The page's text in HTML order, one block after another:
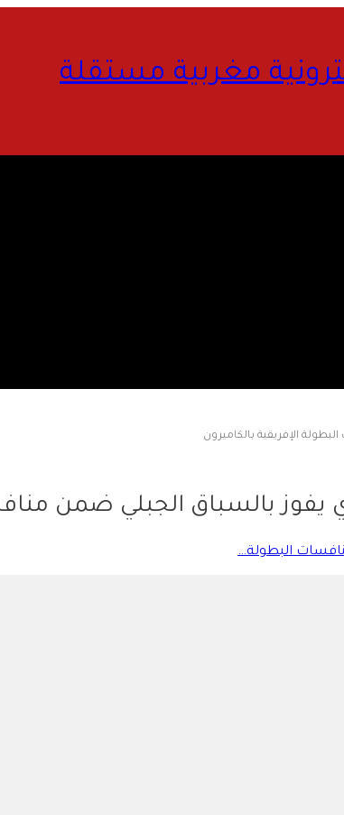
الإفريقية بالكاميرون
يفوز بالسباق الجبلي ضمن
البطولة…